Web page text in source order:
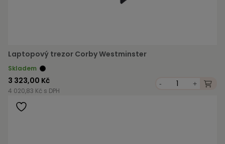
Laptopový trezor Corby Westminster
Skladem
3 323,00 Kč
4 020,83 Kč s DPH
- +